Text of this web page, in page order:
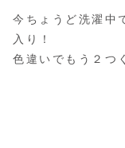
今ちょうど洗濯中
入り！
色違いでもう２つ